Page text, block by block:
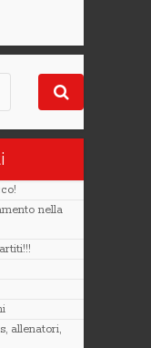
nella
allenatori,